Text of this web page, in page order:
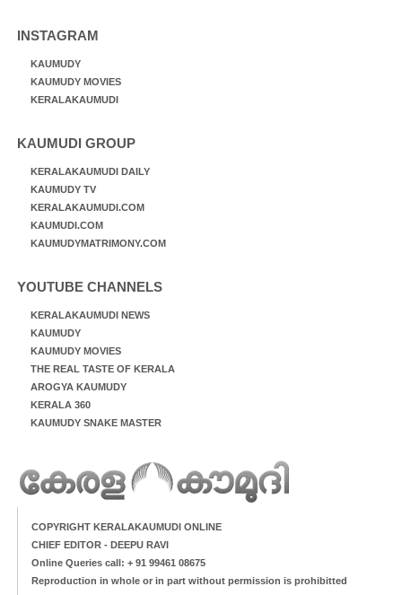
INSTAGRAM
KAUMUDY
KAUMUDY MOVIES
KERALAKAUMUDI
KAUMUDI GROUP
KERALAKAUMUDI DAILY
KAUMUDY TV
KERALAKAUMUDI.COM
KAUMUDI.COM
KAUMUDYMATRIMONY.COM
YOUTUBE CHANNELS
KERALAKAUMUDI NEWS
KAUMUDY
KAUMUDY MOVIES
THE REAL TASTE OF KERALA
AROGYA KAUMUDY
KERALA 360
KAUMUDY SNAKE MASTER
COPYRIGHT KERALAKAUMUDI ONLINE
CHIEF EDITOR - DEEPU RAVI
Online Queries call: + 91 99461 08675
Reproduction in whole or in part without permission is prohibitted